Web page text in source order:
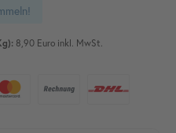
8,90 Euro inkl. MwSt.